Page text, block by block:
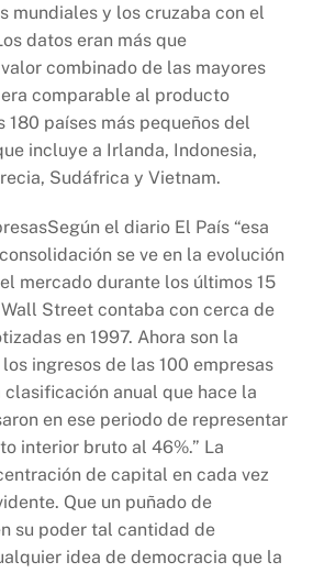
mundiales y los cruzaba con el
datos eran más que
combinado de las mayores
comparable al producto
países más pequeños del
incluye a Irlanda, Indonesia,
Sudáfrica y Vietnam.
el diario El País “esa
se ve en la evolución
mercado durante los últimos 15
Street contaba con cerca de
en 1997. Ahora son la
ingresos de las 100 empresas
anual que hace la
en ese periodo de representar
interior bruto al 46%.” La
de capital en cada vez
Que un puñado de
su poder tal cantidad de
idea de democracia que la